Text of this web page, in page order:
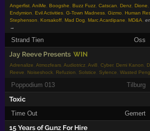
Angerfist ,AniMe ,Boogshe ,Buzz Fuzz ,Catscan ,Denz ,Dione
Endymion
,Evil Activities ,G-Town Madness ,Gizmo ,Human
Stephenson
,Korsakoff ,Mad Dog ,Marc Acardipane ,MD&A ,
→
Strand Tien Oss
Jay Reeve Presents WIN
Adrenalize ,Atmozfears ,Audiotricz ,Avi8 ,Cyber, Demi Kanon
Reeve
Noiseshock Refuzion ,Solstice ,Sylence ,Wasted
Poppodium 013 Tilburg
Toxic
Time Out Gemert
15 Years of Gunz For Hire